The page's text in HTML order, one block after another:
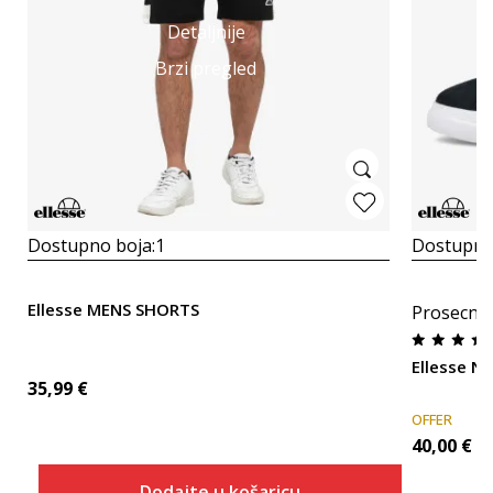
Detaljnije
Brzi pregled
Dostupno boja:1
Ellesse MENS SHORTS
35,99 €
Ellesse
OFFER
40,00 €